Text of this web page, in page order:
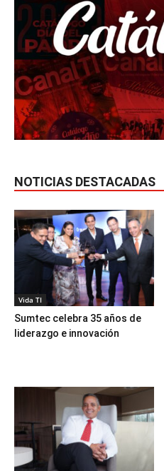
NOTICIAS DESTACADAS
Vida TI
Sumtec celebra 35 años de
liderazgo e innovación